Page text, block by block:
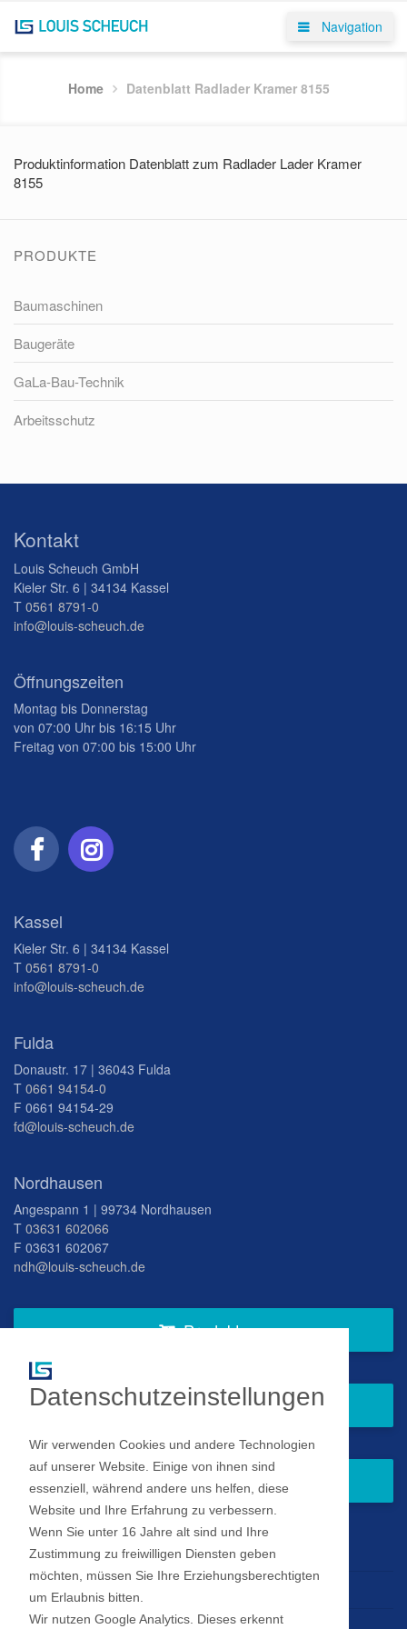
Navigation
Home Datenblatt Radlader Kramer 8155
Produktinformation Datenblatt zum Radlader Lader Kramer
8155
PRODUKTE
Baumaschinen
Baugeräte
GaLa-Bau-Technik
Arbeitsschutz
Kontakt
Louis Scheuch GmbH
Kieler Str. 6 | 34134 Kassel
T 0561 8791-0
info@louis-scheuch.de
Öffnungszeiten
Montag bis Donnerstag
von 07:00 Uhr bis 16:15 Uhr
Freitag von 07:00 bis 15:00 Uhr
Kassel
Kieler Str. 6 | 34134 Kassel
T 0561 8791-0
info@louis-scheuch.de
Fulda
Donaustr. 17 | 36043 Fulda
T 0661 94154-0
F 0661 94154-29
fd@louis-scheuch.de
Nordhausen
Angespann 1 | 99734 Nordhausen
T 03631 602066
F 03631 602067
ndh@louis-scheuch.de
Produkte
Fragen Sie gern bei uns an
Zum Newsletter anmelden
Impressum
Datenschutz
Datenschutzeinstellungen
Wir verwenden Cookies und andere Technologien
auf unserer Website. Einige von ihnen sind
essenziell, während andere uns helfen, diese
Website und Ihre Erfahrung zu verbessern.
Wenn Sie unter 16 Jahre alt sind und Ihre
Zustimmung zu freiwilligen Diensten geben
möchten, müssen Sie Ihre Erziehungsberechtigten
um Erlaubnis bitten.
Wir nutzen Google Analytics. Dieses erkennt